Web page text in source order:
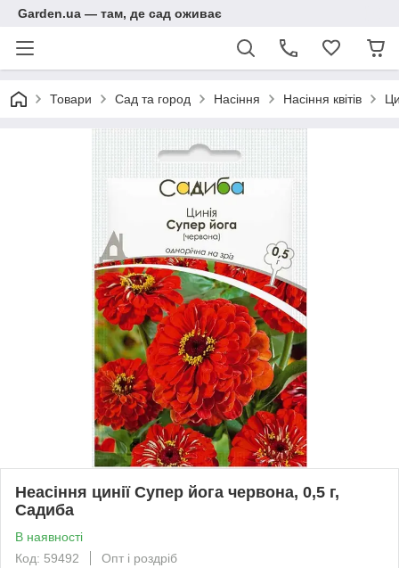
Garden.ua — там, де сад оживає
Товари Сад та город Насіння Насіння квітів
Неасіння цинії Супер йога червона, 0,5 г,
Садиба
В наявності
Код: 59492
Опт і роздріб